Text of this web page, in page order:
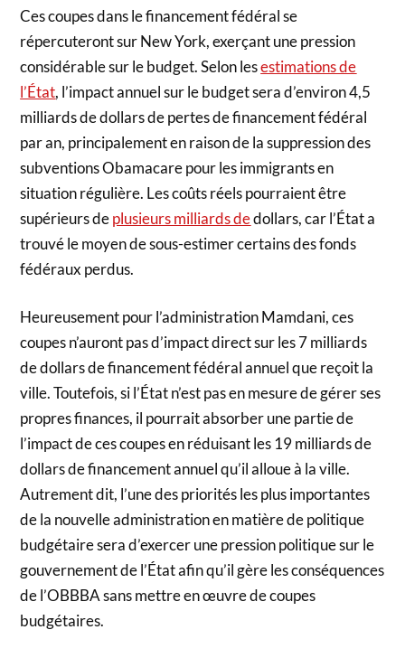
Ces coupes dans le financement fédéral se
répercuteront sur New York, exerçant une pression
considérable sur le budget. Selon lesestimations de
l’État, l’impact annuel sur le budget sera d’environ 4,5
milliards de dollars de pertes de financement fédéral
par an, principalement en raison de la suppression des
subventions Obamacare pour les immigrants en
situation régulière. Les coûts réels pourraient être
supérieurs deplusieurs milliards dedollars, car l’État a
trouvé le moyen de sous-estimer certains des fonds
fédéraux perdus.
Heureusement pour l’administration Mamdani, ces
coupes n’auront pas d’impact direct sur les 7 milliards
de dollars de financement fédéral annuel que reçoit la
ville. Toutefois, si l’État n’est pas en mesure de gérer ses
propres finances, il pourrait absorber une partie de
l’impact de ces coupes en réduisant les 19 milliards de
dollars de financement annuel qu’il alloue à la ville.
Autrement dit, l’une des priorités les plus importantes
de la nouvelle administration en matière de politique
budgétaire sera d’exercer une pression politique sur le
gouvernement de l’État afin qu’il gère les conséquences
de l’OBBBA sans mettre en œuvre de coupes
budgétaires.